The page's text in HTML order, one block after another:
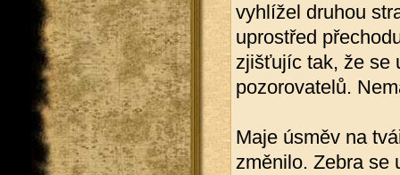
vyhlížel druhou
uprostřed
zjišťujíc tak, že se
pozorovatelů.
Maje úsměv na
změnilo. Zebra se